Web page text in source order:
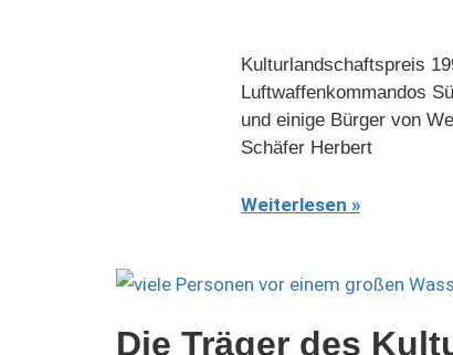
Kulturlandschaftspreis
Luftwaffenkommandos
und einige Bürger von
Schäfer Herbert
Weiterlesen
Die Träger des